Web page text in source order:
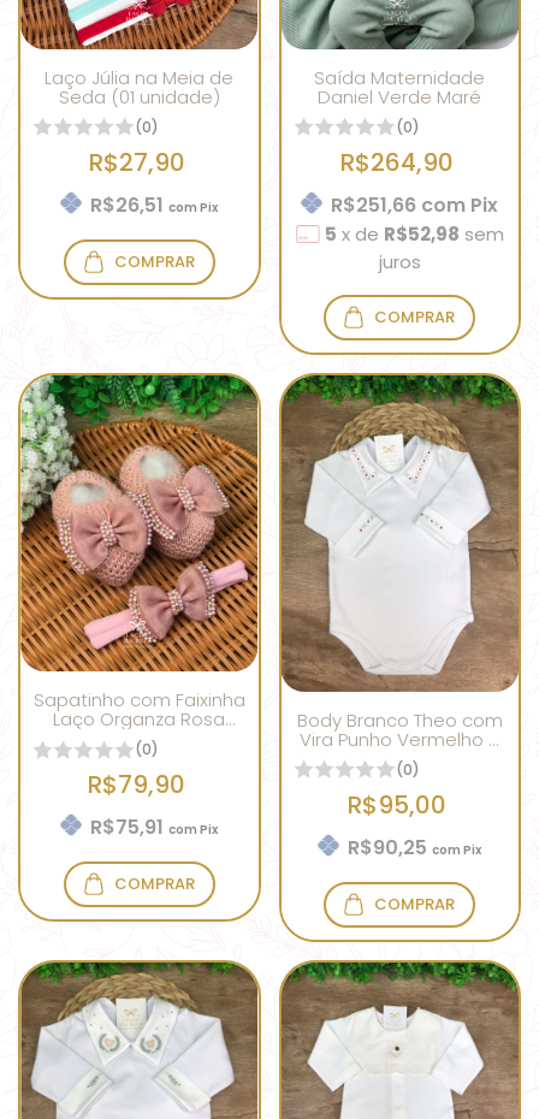
Laço Júlia na Meia de
Seda (01 unidade)
(0)
R$27,90
R$26,51com Pix
COMPRAR
Saída Maternidade
Daniel Verde Maré
(0)
R$264,90
R$251,66 com Pix
5 x de R$52,98 sem
juros
COMPRAR
Sapatinho com Faixinha
Laço Organza Rosa
Chá
(0)
R$79,90
R$75,91com Pix
COMPRAR
Body Branco Theo com
Vira Punho Vermelho e
Cinza
(0)
R$95,00
R$90,25com Pix
COMPRAR